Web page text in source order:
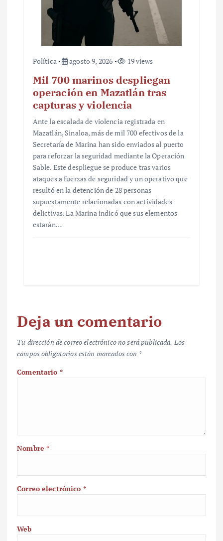
Política agosto 9, 2026 19 views
Mil 700 marinos despliegan
operación en Mazatlán tras
capturas y violencia
Ante la escalada de violencia registrada en
Mazatlán, Sinaloa, más de mil 700 efectivos de la
Secretaría de Marina han sido enviados al puerto
para reforzar la seguridad mediante la Operación
Sable. Este despliegue se produce tras varios
ataques a fuerzas de seguridad y un operativo que
resultó en la detención de 28 personas
supuestamente relacionadas con actividades
delictivas. La Marina indicó que sus elementos
estarán…
Deja un comentario
Tu dirección de correo electrónico no será publicada. Los
campos obligatorios están marcados con *
Comentario *
Nombre*
Correo electrónico *
Web